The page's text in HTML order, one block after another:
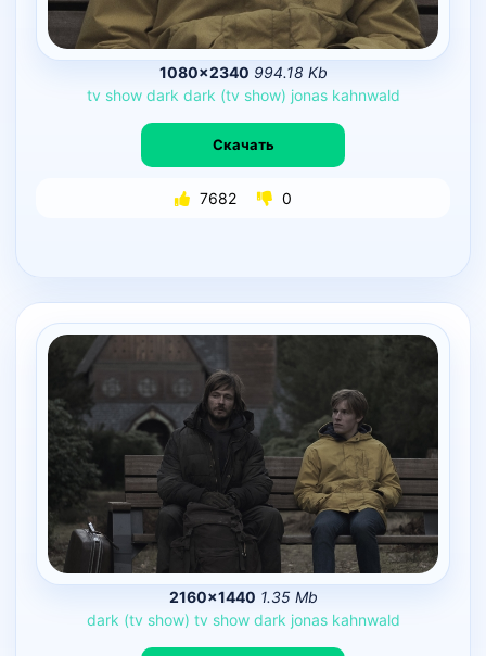
1080×2340 994.18 Kb
tv show dark dark (tv show) jonas kahnwald
Скачать
7682 0
2160×1440 1.35 Mb
dark (tv show) tv show dark jonas kahnwald